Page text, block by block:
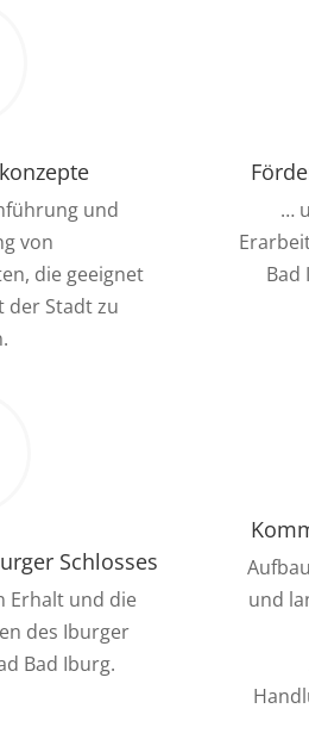
und
von
die geeignet
der Stadt zu
Schlosses
Erhalt und die
des Iburger
Bad Iburg.
…
Bad
und